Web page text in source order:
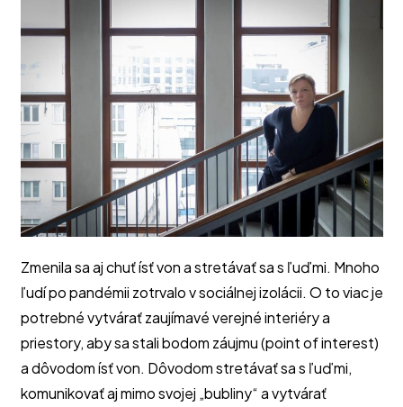
Zmenila sa aj chuť ísť von a stretávať sa s ľuďmi. Mnoho
ľudí po pandémii zotrvalo v sociálnej izolácii. O to viac je
potrebné vytvárať zaujímavé verejné interiéry a
priestory, aby sa stali bodom záujmu (point of interest)
a dôvodom ísť von. Dôvodom stretávať sa s ľuďmi,
komunikovať aj mimo svojej „bubliny“ a vytvárať